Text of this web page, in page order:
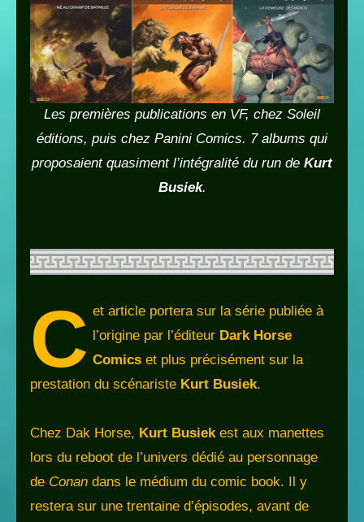
Les premières publications en VF, chez Soleil
éditions, puis chez Panini Comics. 7 albums qui
proposaient quasiment l’intégralité du run de Kurt
Busiek.
C et article portera sur la série publiée à
l’origine par l’éditeur Dark Horse
Comicset plus précisément sur la
prestation du scénariste Kurt Busiek.
Chez Dak Horse, Kurt Busiekest aux manettes
lors du reboot de l’univers dédié au personnage
de Conan dans le médium du comic book. Il y
restera sur une trentaine d’épisodes, avant de